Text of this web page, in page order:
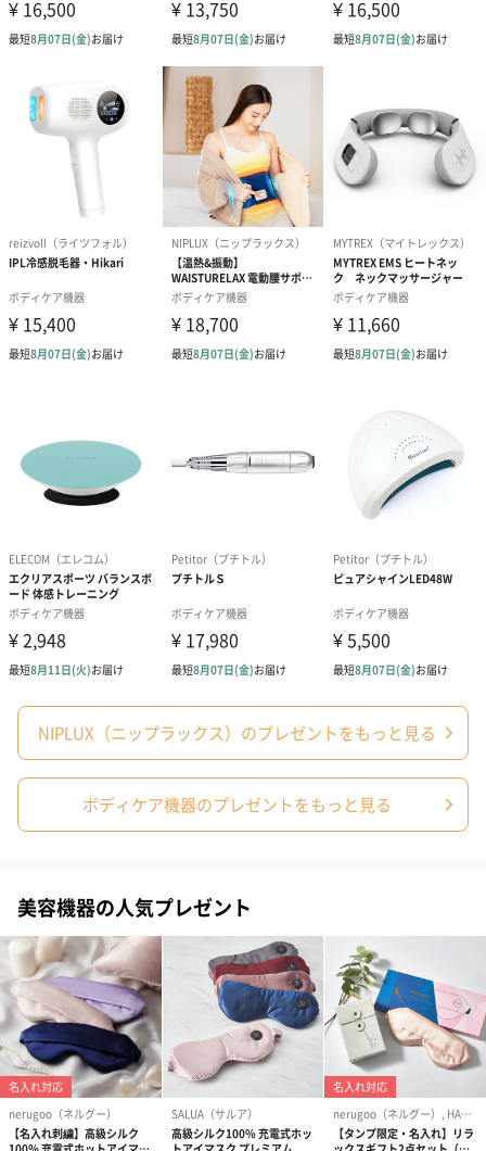
※次のような医用電気機器とは、絶対に併用しないでください。
・ペースメーカーなどの体内植込み型医用電気機器
・人工心肺などの生命維持用医用電気機器
・心電計などの装着型医用電気機器
※次のような方は使用しないでください。
・心臓疾患のある方、血栓のある方
・乳幼児や子ども
・自ら意思表示ができない方や操作が行えない方
・顔面の神経障害、皮膚知覚障害、アレルギー体質、皮膚病、及
びアトピー性皮膚炎の方、敏感肌の方
・肌に傷や湿疹、はれもののある方
・脳神経に異常を感じている方（てんかんなど）
・糖尿病による合併症などで、高度な末梢循環障害による知覚障
害のある方
自由な方
・骨折や骨粗しょう症など、骨に異常のある方
・体調不良、身体に異常を感じている方
・医療機関で治療中の方（医師にご相談の上ご使用下さい）
・骨折、整形などで顔面や首、頸椎に埋め込み手術を受けた方 ・
・首や頸椎の病気のある方、またはあった方
・むち打ち症、頸椎損傷、脊柱管狭窄症、椎間板ヘルニア、痛
風、急性（疼痛性）疾患のある方
・医師からマッサージ / ネックマッサージ / 首マッサージ / 温感マ
ッサージを禁じられている方
・以前に、首マッサージ器、首マッサージャーを使用した際に体
調を崩されたことのある方
・首や頸椎の手術を行った方（医師にご相談の上ご使用下さい）
・妊娠中の方、出産直後の方（医師にご相談の上ご使用下さい）
上記に当てはまらない場合でも、ご使用に不安がある方は医師に
相談してください。
NIPLUX（ニップラックス）のプレゼントをもっと見る
ボディケア機器のプレゼントをもっと見る
美容機器の人気プレゼント